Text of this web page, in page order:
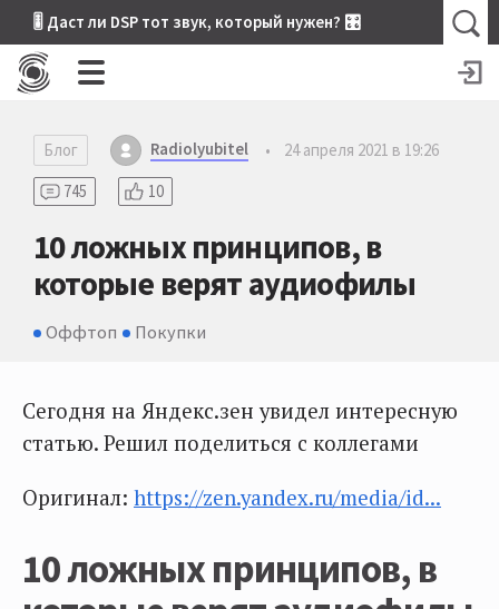
🎚 Даст ли DSP тот звук, который нужен? 🎛
Блог Radiolyubitel •
24 апреля 2021 в 19:26
745
10
10 ложных принципов, в
которые верят аудиофилы
Оффтоп Покупки
Сегодня на Яндекс.зен увидел интересную
статью. Решил поделиться с коллегами
Оригинал: https://zen.yandex.ru/media/id...
10 ложных принципов, в